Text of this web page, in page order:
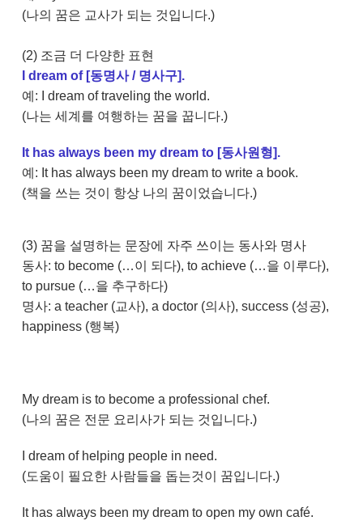
(나의 꿈은 교사가 되는 것입니다.)
(2) 조금 더 다양한 표현
I dream of [동명사 / 명사구].
예: I dream of traveling the world.
(나는 세계를 여행하는 꿈을 꿉니다.)
It has always been my dream to [동사원형].
예: It has always been my dream to write a book.
(책을 쓰는 것이 항상 나의 꿈이었습니다.)
(3) 꿈을 설명하는 문장에 자주 쓰이는 동사와 명사
동사: to become (…이 되다), to achieve (…을 이루다),
to pursue (…을 추구하다)
명사: a teacher (교사), a doctor (의사), success (성공),
happiness (행복)
My dream is to become a professional chef.
(나의 꿈은 전문 요리사가 되는 것입니다.)
I dream of helping people in need.
(도움이 필요한 사람들을 돕는것이 꿈입니다.)
It has always been my dream to open my own café.